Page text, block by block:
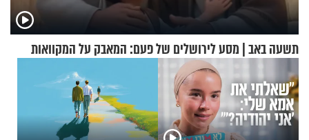
תשעה באב | מסע לירושלים של פעם: המאבק על המקוואות